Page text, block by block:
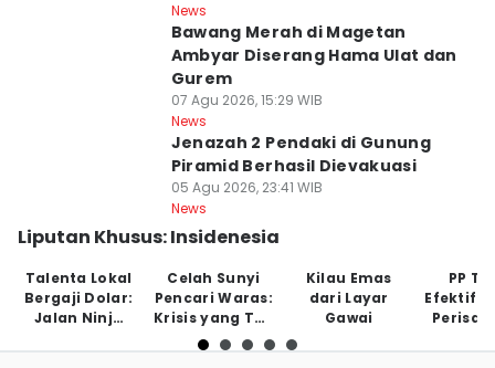
News
Bawang Merah di Magetan
Ambyar Diserang Hama Ulat dan
Gurem
07 Agu 2026, 15:29 WIB
News
Jenazah 2 Pendaki di Gunung
Piramid Berhasil Dievakuasi
05 Agu 2026, 23:41 WIB
News
Liputan Khusus: Insidenesia
Talenta Lokal
Bergaji Dolar:
Jalan Ninja
Celah Sunyi
Pencari Waras:
Krisis yang Tak
Tampak
Kilau Emas
dari Layar
Gawai
PP
Perisai